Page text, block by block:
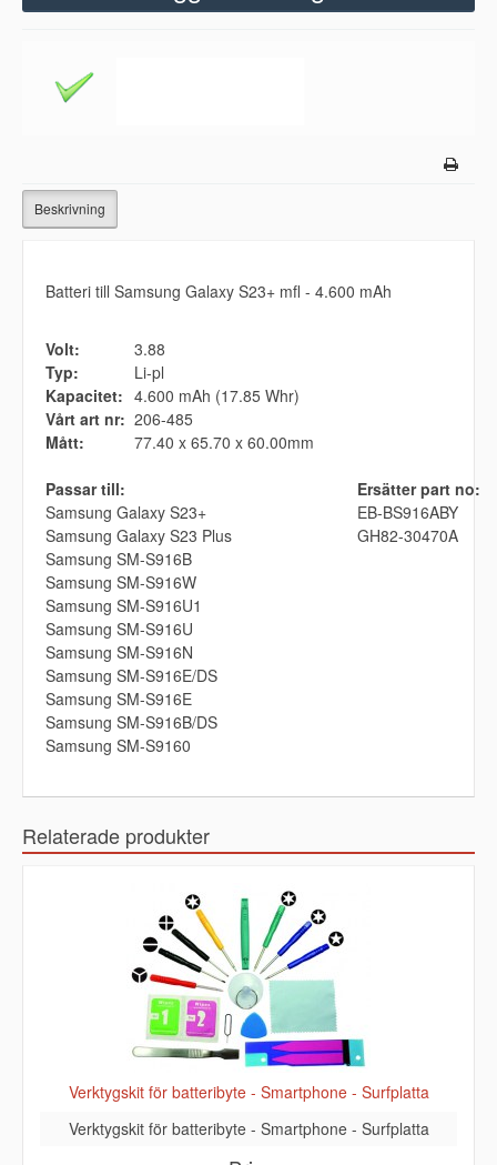
Beskrivning
Batteri till Samsung Galaxy S23+ mfl - 4.600 mAh
Volt:
3.88
Typ:
Li-pl
Kapacitet: 4.600 mAh (17.85 Whr)
Vårt art nr: 206-485
Mått:
77.40 x 65.70 x 60.00mm
Passar till:
Ersätter part no:
Samsung Galaxy S23+
Samsung Galaxy S23 Plus
Samsung SM-S916B
Samsung SM-S916W
Samsung SM-S916U1
Samsung SM-S916U
Samsung SM-S916N
Samsung SM-S916E/DS
Samsung SM-S916E
Samsung SM-S916B/DS
Samsung SM-S9160
EB-BS916ABY
GH82-30470A
Relaterade produkter
Verktygskit för batteribyte - Smartphone - Surfplatta
Verktygskit för batteribyte - Smartphone - Surfplatta